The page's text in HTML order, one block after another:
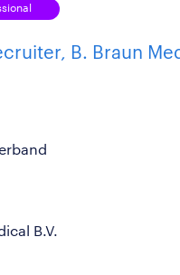
B. Braun
B.V.